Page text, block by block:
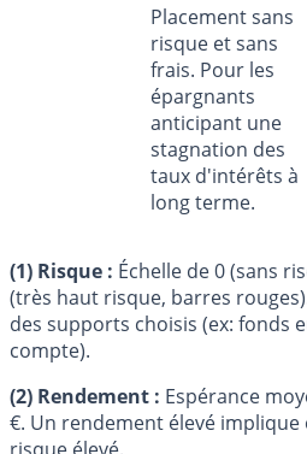
Placement sans
risque et sans
frais. Pour les
épargnants
anticipant une
stagnation des
taux d'intérêts à
long terme.
(1) Risque : Échelle de 0 (sans
(très haut risque, barres
des supports choisis (ex: fonds
compte).
(2) Rendement : Espérance
€. Un rendement élevé